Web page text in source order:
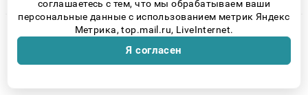
© 2026 «progorodnsk» | Все права защищены
Возрастная категория сайта 16+
Политика конфиденциальности
соглашаетесь с тем, что мы обрабатываем ваши
персональные данные с использованием метрик Яндекс
Метрика, top.mail.ru, LiveInternet.
Я согласен